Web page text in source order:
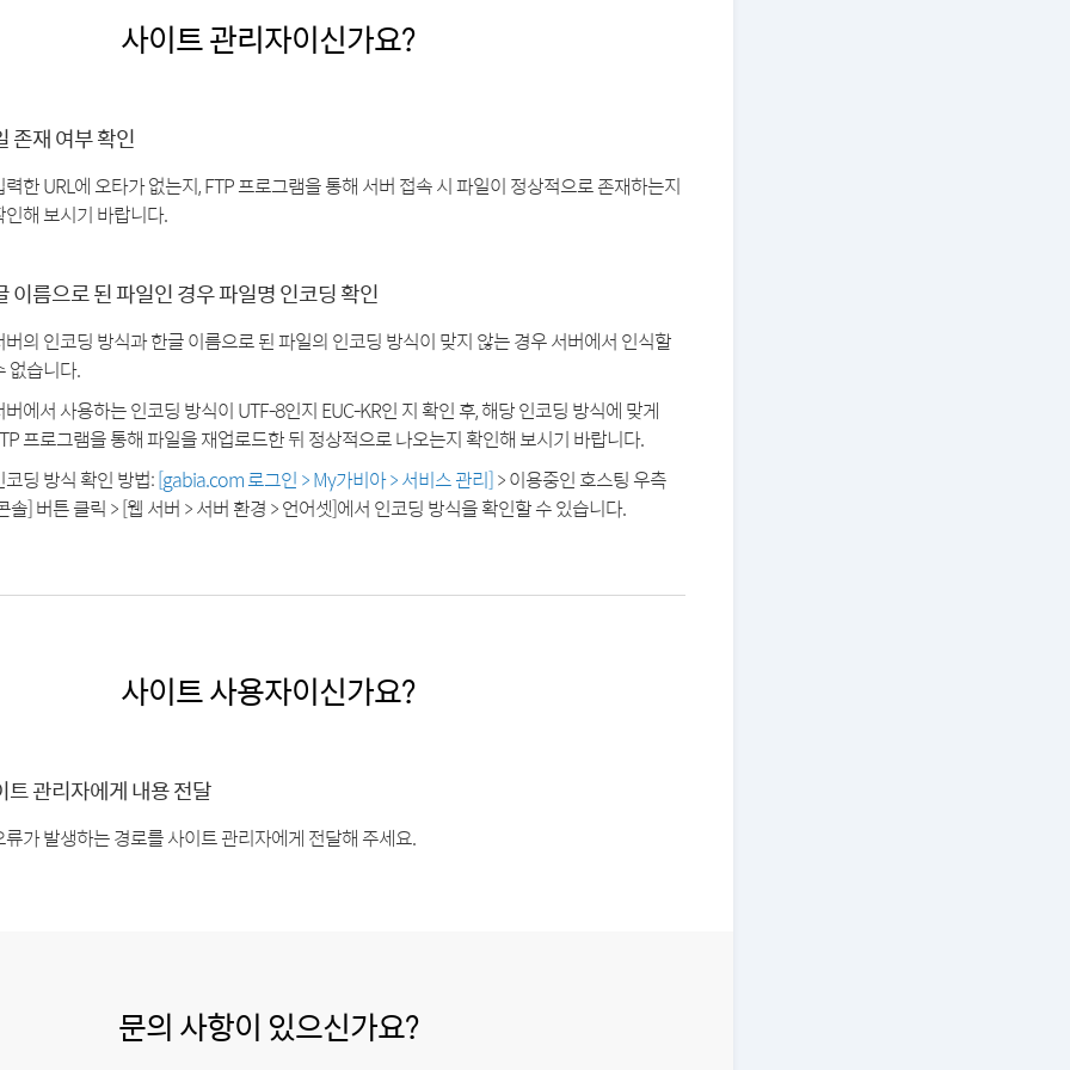
사이트 관리자이신가요?
존재 여부 확인
력한 URL에 오타가 없는지, FTP 프로그램을 통해 서버 접속 시 파일이 정상적으로 존재하는지
인해 보시기 바랍니다.
이름으로 된 파일인 경우 파일명 인코딩 확인
버의 인코딩 방식과 한글 이름으로 된 파일의 인코딩 방식이 맞지 않는 경우 서버에서 인식할
없습니다.
버에서 사용하는 인코딩 방식이 UTF-8인지 EUC-KR인 지 확인 후, 해당 인코딩 방식에 맞게
프로그램을 통해 파일을 재업로드한 뒤 정상적으로 나오는지 확인해 보시기 바랍니다.
코딩 방식 확인 방법:[gabia.com 로그인 > My가비아 > 서비스 관리]> 이용중인 호스팅 우측
솔] 버튼 클릭 > [웹 서버 > 서버 환경 > 언어셋]에서 인코딩 방식을 확인할 수 있습니다.
사이트 사용자이신가요?
트 관리자에게 내용 전달
류가 발생하는 경로를 사이트 관리자에게 전달해 주세요.
문의 사항이 있으신가요?